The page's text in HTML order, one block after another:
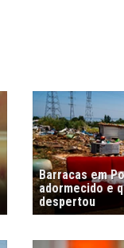
Barracas em
adormecido e
despertou